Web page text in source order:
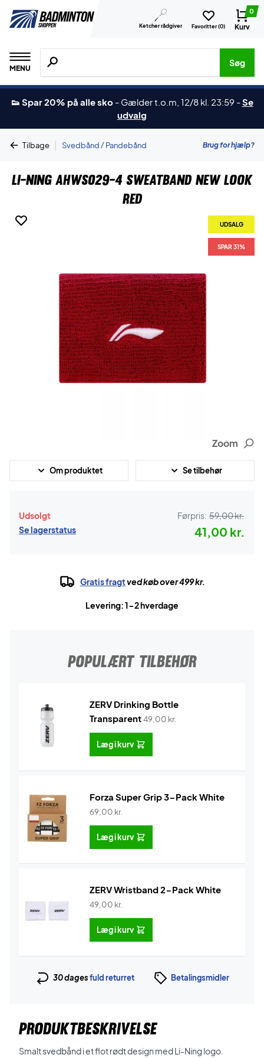
Ketcher rådgiver Favoritter (0)
0
Kurv
MENU
Søg efter produkter, mærker etc.
Søg
👟 Spar 20% på alle sko - Gælder t.o.m, 12/8 kl. 23:59 -Se
udvalg
Tilbage | Svedbånd / Pandebånd Brug for hjælp?
Li-Ning AHWS029-4 Sweatband New Look
Red
UDSALG
SPAR 31%
Zoom
Om produktet Se tilbehør
Udsolgt
Se lagerstatus
Førpris: 59,00 kr.
41,00 kr.
Gratis fragtved køb over 499 kr.
Levering: 1-2 hverdage
POPULÆRT TILBEHØR
ZERV Drinking Bottle
Transparent49,00 kr.
Læg i kurv
Forza Super Grip 3-Pack White
69,00 kr.
Læg i kurv
ZERV Wristband 2-Pack White
49,00 kr.
Læg i kurv
30 dagesfuld returret Betalingsmidler
PRODUKTBESKRIVELSE
Smalt svedbånd i et flot rødt design med Li-Ning logo.